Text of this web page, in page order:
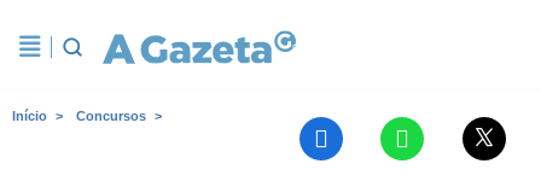
Início Concursos